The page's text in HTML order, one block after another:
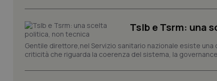
Tslb e Tsrm: una
Gentile direttore,nel Servizio sanitario nazionale esiste
criticità che riguarda la coerenza del sistema, la
e l'accesso alle aree